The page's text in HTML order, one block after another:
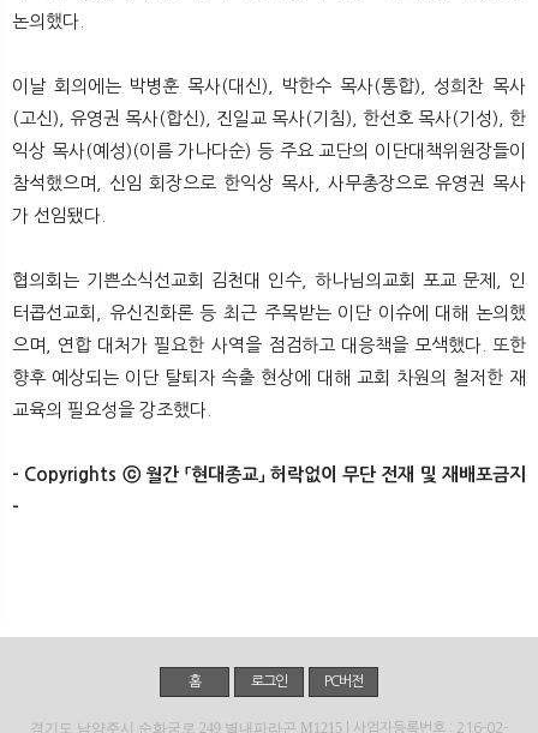
논의했다.
이날 회의에는 박병훈 목사(대신), 박한수 목사(통합), 성희찬 목사
(고신), 유영권 목사(합신), 진일교 목사(기침), 한선호 목사(기성), 한
익상 목사(예성)(이름 가나다순)​ 등 주요 교단의 이단대책위원장들이
참석했으며, 신임 회장으로 한익상 목사, 사무총장으로 유영권 목사
가 선임됐다.
협의회는 기쁜소식선교회 김천대 인수, 하나님의교회 포교 문제, 인
터콥선교회, 유신진화론 등 최근 주목받는 이단 이슈에 대해 논의했
으며, 연합 대처가 필요한 사역을 점검하고 대응책을 모색했다. 또한
향후 예상되는 이단 탈퇴자 속출 현상에 대해 교회 차원의 철저한 재
교육의 필요성을 강조했다.
- Copyrights ⓒ 월간 「현대종교」 허락없이 무단 전재 및 재배포금지
-
홈 로그인 PC버전
경기도 남양주시 순화궁로 249 별내파라곤 M1215 | 사업자등록번호 : 216-02-